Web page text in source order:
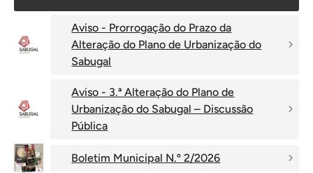
Aviso - Prorrogação do Prazo da
Alteração do Plano de Urbanização do
Sabugal
Aviso - 3.ª Alteração do Plano de
Urbanização do Sabugal – Discussão
Pública
Boletim Municipal N.º 2/2026